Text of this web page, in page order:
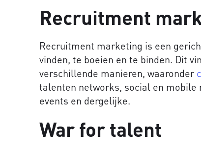
Recruitment
Recruitment marketing is een
vinden, te boeien en te binden. Dit
verschillende manieren, waaronder
talenten networks, social en
events en dergelijke.
War for talent